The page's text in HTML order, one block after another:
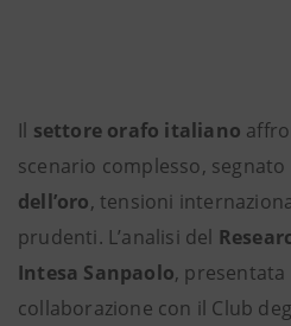
Il settore orafo italiano
scenario complesso, segnato
dell’oro, tensioni
prudenti. L’analisi del
Intesa Sanpaolo, presentata
collaborazione con il Club